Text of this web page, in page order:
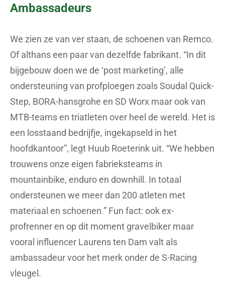
Ambassadeurs
We zien ze van ver staan, de schoenen van Remco.
Of althans een paar van dezelfde fabrikant. “In dit
bijgebouw doen we de ‘post marketing’, alle
ondersteuning van profploegen zoals Soudal Quick-
Step, BORA-hansgrohe en SD Worx maar ook van
MTB-teams en triatleten over heel de wereld. Het is
een losstaand bedrijfje, ingekapseld in het
hoofdkantoor”, legt Huub Roeterink uit. “We hebben
trouwens onze eigen fabrieksteams in
mountainbike, enduro en downhill. In totaal
ondersteunen we meer dan 200 atleten met
materiaal en schoenen.” Fun fact: ook ex-
profrenner en op dit moment gravelbiker maar
vooral influencer Laurens ten Dam valt als
ambassadeur voor het merk onder de S-Racing
vleugel.